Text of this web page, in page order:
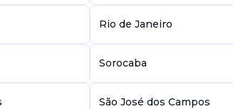
e
Rio de Janeiro
Sorocaba
São José dos Campos